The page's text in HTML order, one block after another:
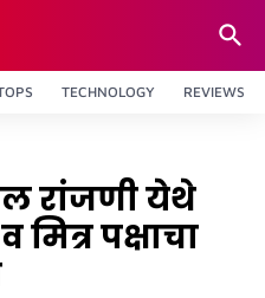
TECHNOLOGY REVIEWS
रांजणी येथे
मित्र पक्षाचा